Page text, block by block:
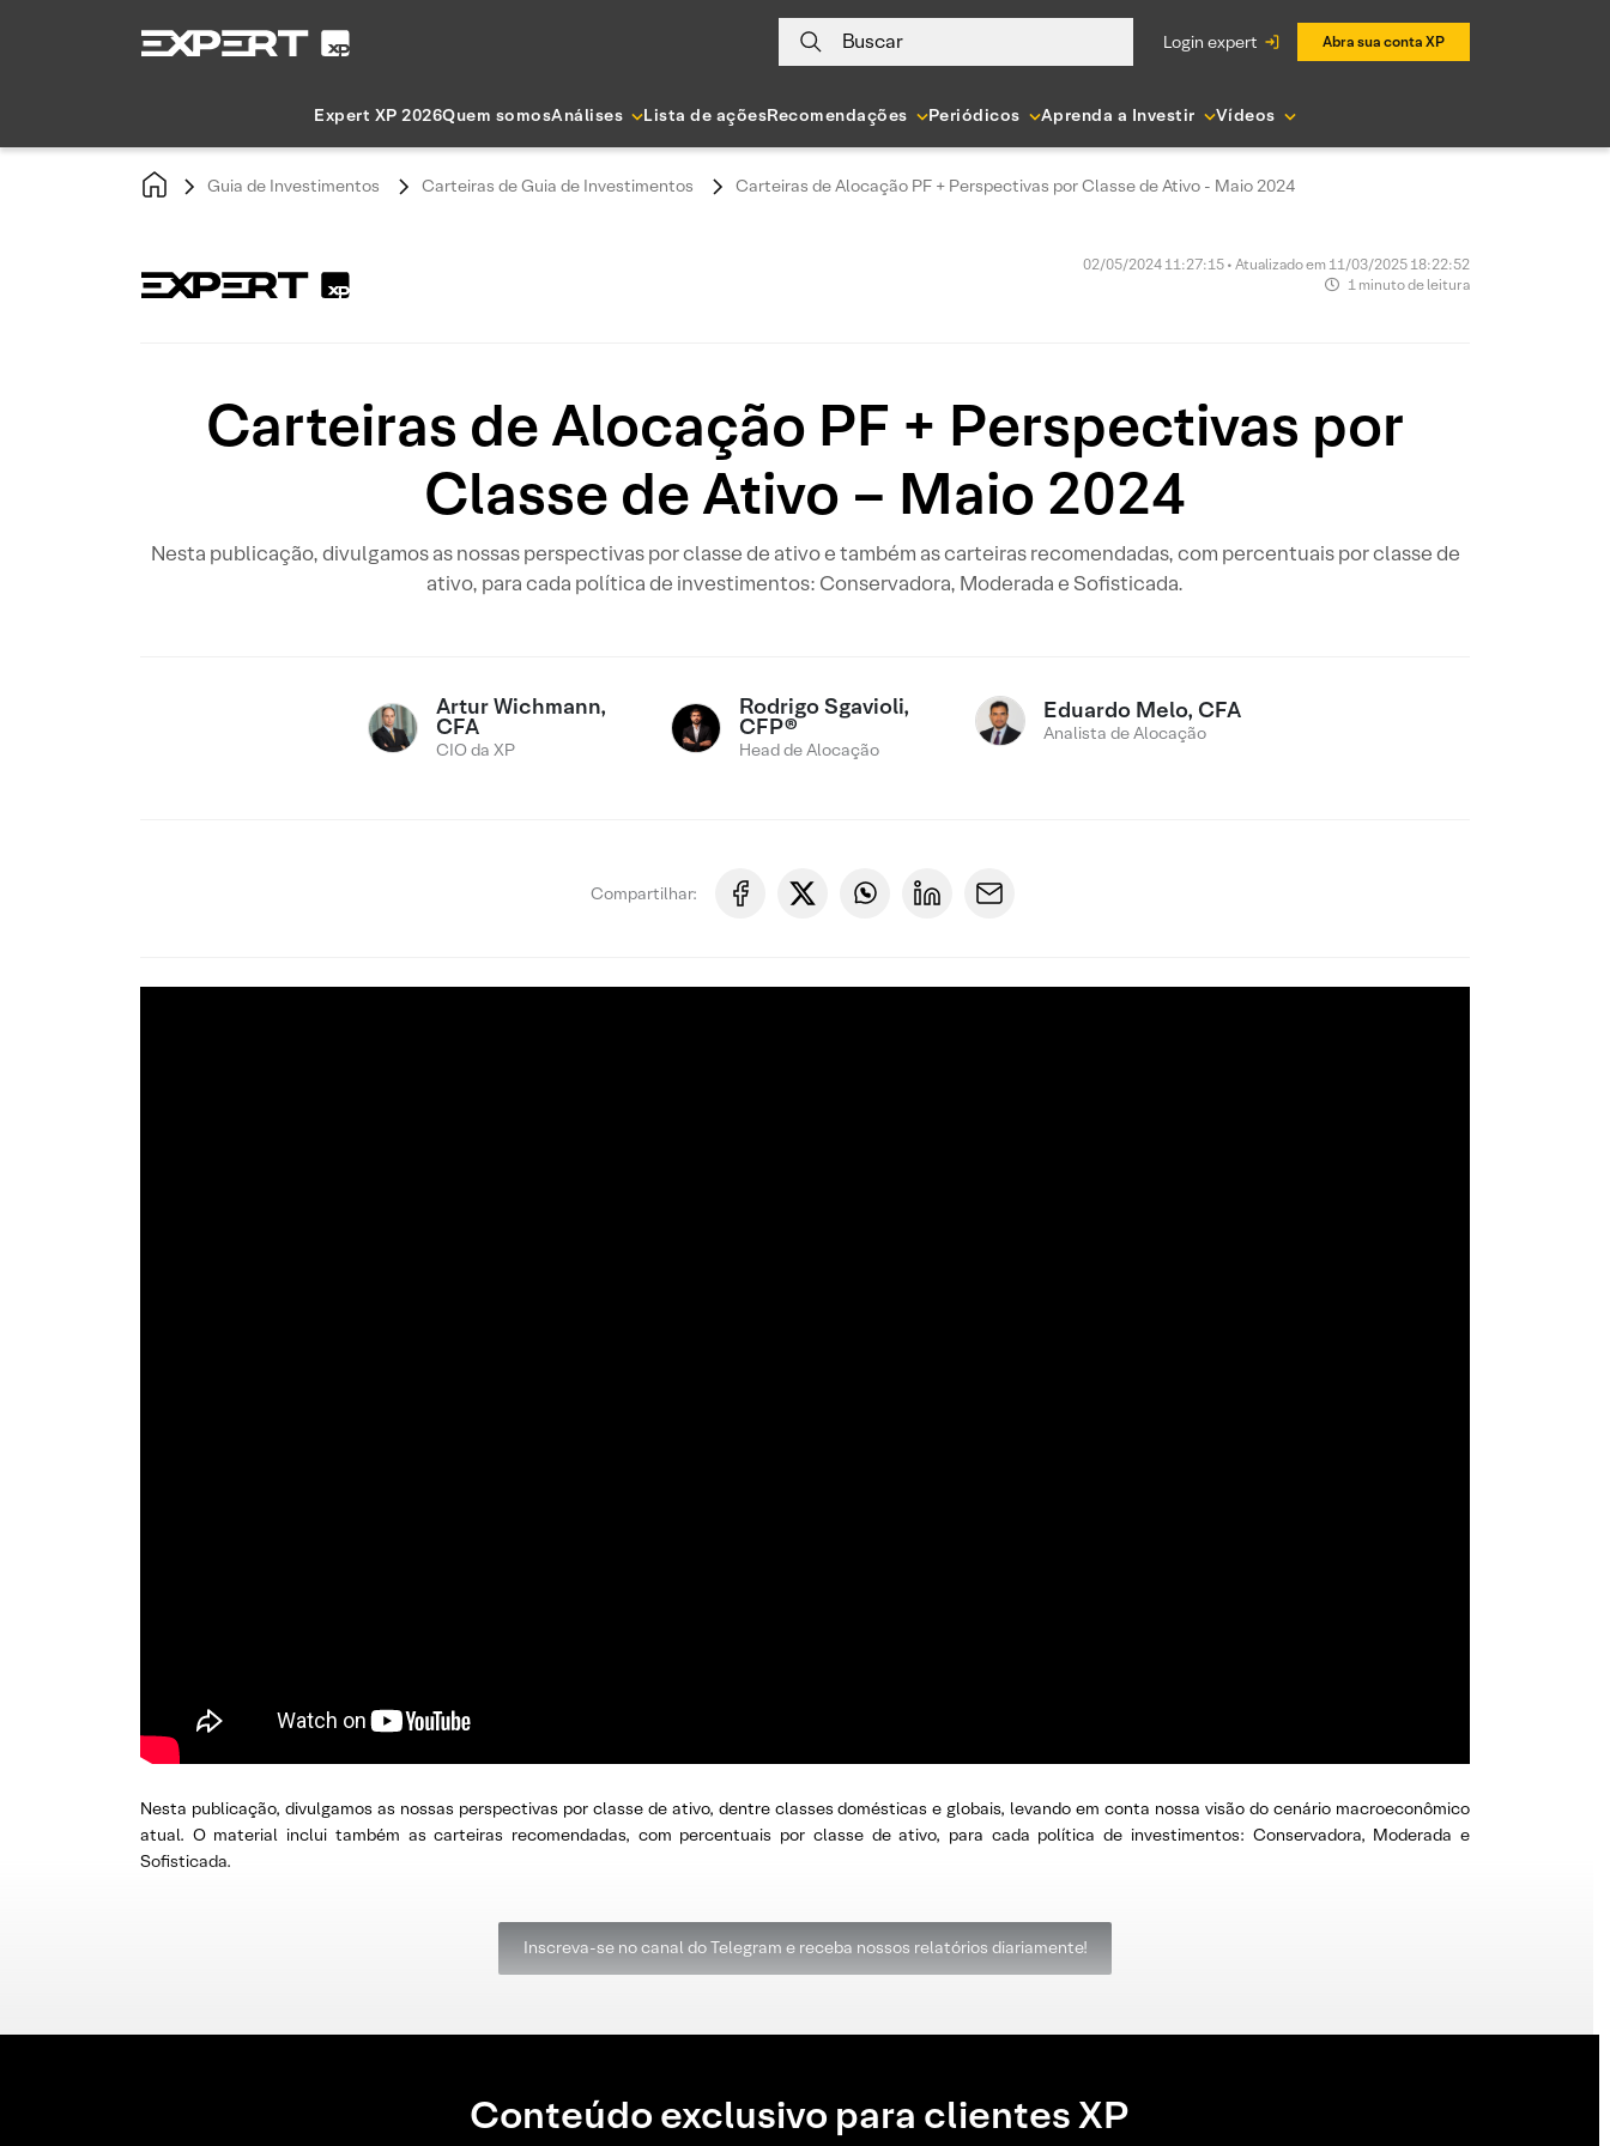
Buscar login expert Abra sua conta XP
Expert XP 2026Quem somosAnálises Lista de açõesRecomendações Periódicos Aprenda a Investir Vídeos
Guia de Investimentos Carteiras de Guia de Investimentos Carteiras de Alocação PF + Perspectivas por Classe de Ativo - Maio 2024
02/05/2024 11:27:15 • Atualizado em 11/03/2025 18:22:52
1 minuto de leitura
Carteiras de Alocação PF + Perspectivas por
Classe de Ativo – Maio 2024
Nesta publicação, divulgamos as nossas perspectivas por classe de ativo e também as carteiras recomendadas, com percentuais por classe de
ativo, para cada política de investimentos: Conservadora, Moderada e Sofisticada.
Artur Wichmann,
CFA
CIO da XP
Rodrigo Sgavioli,
CFP®
Head de Alocação
Eduardo Melo, CFA
Analista de Alocação
Compartilhar:
Nesta publicação, divulgamos as nossas perspectivas por classe de ativo, dentre classes domésticas e globais, levando em conta nossa visão do cenário macroeconômico
atual. O material inclui também as carteiras recomendadas, com percentuais por classe de ativo, para cada política de investimentos: Conservadora, Moderada e
Sofisticada.
Inscreva-se no canal do Telegram e receba nossos relatórios diariamente!
Conteúdo exclusivo para clientes XP